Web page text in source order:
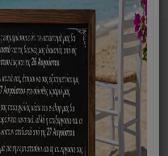
Braun Is7155